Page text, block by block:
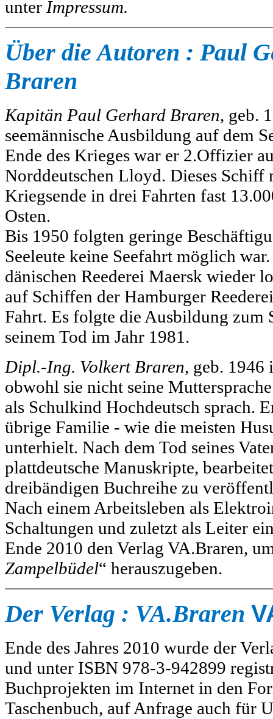
unter Impressum.
Über die Autoren : Paul
Braren
Kapitän Paul Gerhard Braren, geb.
seemännische Ausbildung auf dem
Ende des Krieges war er 2.Offizier
Norddeutschen Lloyd. Dieses
Kriegsende in drei Fahrten fast
Osten.
Bis 1950 folgten geringe
Seeleute keine Seefahrt möglich
dänischen Reederei Maersk wieder
auf Schiffen der Hamburger
Fahrt. Es folgte die Ausbildung zum
seinem Tod im Jahr 1981.
Dipl.-Ing. Volkert Braren, geb. 1946
obwohl sie nicht seine
als Schulkind Hochdeutsch sprach.
übrige Familie - wie die meisten
unterhielt. Nach dem Tod seines
plattdeutsche Manuskripte,
dreibändigen Buchreihe zu
Nach einem Arbeitsleben als
Schaltungen und zuletzt als Leiter
Ende 2010 den Verlag VA.Braren,
Zampelbüdel“ herauszugeben.
Der Verlag : VA.Braren
Ende des Jahres 2010 wurde der
und unter ISBN 978-3-942899
Buchprojekten im Internet in den
Taschenbuch, auf Anfrage auch für